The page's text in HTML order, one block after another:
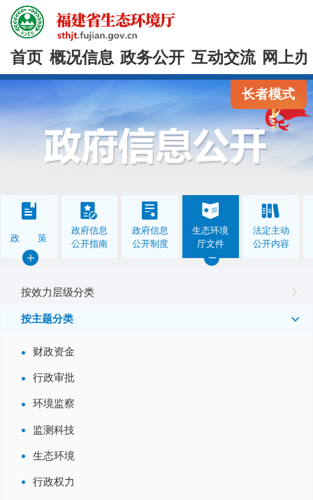
首页 概况信息 政务公开 互动交流 网上
长者模式
政 策
政府信息
公开指南
政府信息
公开制度
生态环境
厅文件
按效力层级分类
按主题分类
财政资金
行政审批
环境监察
监测科技
生态环境
行政权力
法定主动
公开内容
关于省政协十三届四次会议第1357号提案的答复
闽环保提〔2026〕22号
2026-07-17
闽环保提〔2026〕20号